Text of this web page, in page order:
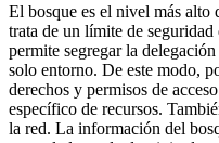
El bosque es el nivel más alto
trata de un límite de
permite segregar la
solo entorno. De este modo,
derechos y permisos de
específico de recursos.
la red. La información del